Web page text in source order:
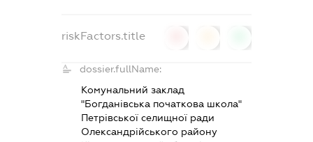
riskFactors.title
dossier.fullName:
Комунальний заклад
"Богданівська початкова школа"
Петрівської селищної ради
Олександрійського району